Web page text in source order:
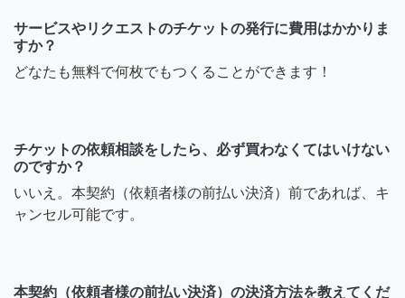
サービスやリクエストのチケットの発行に費用はかかりま
すか？
どなたも無料で何枚でもつくることができます！
チケットの依頼相談をしたら、必ず買わなくてはいけない
のですか？
いいえ。本契約（依頼者様の前払い決済）前であれば、キ
ャンセル可能です。
本契約（依頼者様の前払い決済）の決済方法を教えてくだ